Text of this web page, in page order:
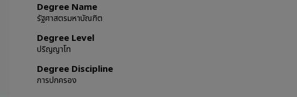
Degree Name
รัฐศาสตรมหาบัณฑิต
Degree Level
ปริญญาโท
Degree Discipline
การปกครอง